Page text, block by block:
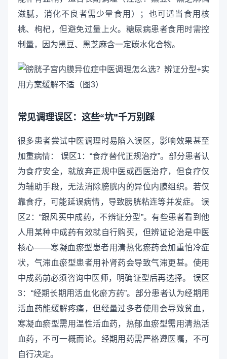
滋腻，消化不良者需少量食用）；也可适当食用核
桃、枸杞，但避免过量上火。糖尿病患者食用时需控
制量，因为黑豆、黑芝麻含一定碳水化合物。
常见调理误区：这些“坑”千万别踩
很多患者尝试中医调理时易陷入误区，影响效果甚至
加重病情： 误区1：“食疗替代正规治疗”。部分患者认
为食疗安全，就放弃正规中医或西医治疗，但食疗仅
为辅助手段，无法消除膀胱内的异位内膜组织。若仅
靠食疗，可能延误病情，导致膀胱粘连等并发症。 误
区2：“跟风买中成药，不辨证分型”。有些患者看到他
人用某种中成药有效就自行购买，但辨证论治是中医
核心——寒凝血瘀型患者用清热化瘀药会加重怕冷症
状，气滞血瘀型患者用补肾药会导致气滞更甚。使用
中成药前必须咨询中医师，明确证型后再选择。 误区
3：“经期长期用活血化瘀方药”。部分患者认为经期用
活血药能缓解疼痛，但经量过多者使用会导致贫血，
寒凝血瘀型需用温性活血药，热郁血瘀型需用清热活
血药，不可一概而论。经期用药需严格遵医嘱，不可
自行决定。